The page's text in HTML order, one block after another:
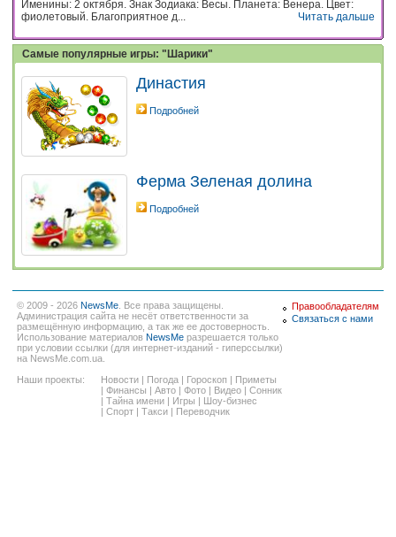
Именины: 2 октября. Знак Зодиака: Весы. Планета: Венера. Цвет:
фиолетовый. Благоприятное д...
Читать дальше
Самые популярные игры: "Шарики"
Династия
Подробней
Ферма Зеленая долина
Подробней
© 2009 - 2026 NewsMe . Все права защищены.
Администрация сайта не несёт ответственности за
размещённую информацию, а так же ее достоверность.
Использование материалов NewsMe разрешается только
при условии ссылки (для интернет-изданий - гиперссылки)
на NewsMe.com.ua.
Наши проекты:
Новости | Погода | Гороскоп | Приметы
| Финансы | Авто | Фото | Видео | Сонник
| Тайна имени | Игры | Шоу-бизнес
| Спорт | Такси | Переводчик
Правообладателям
Связаться с нами